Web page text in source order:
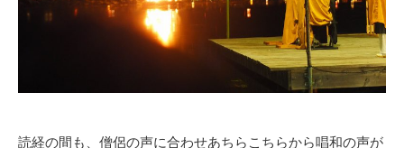
読経の間も、僧侶の声に合わせあちらこちらから唱和の声が